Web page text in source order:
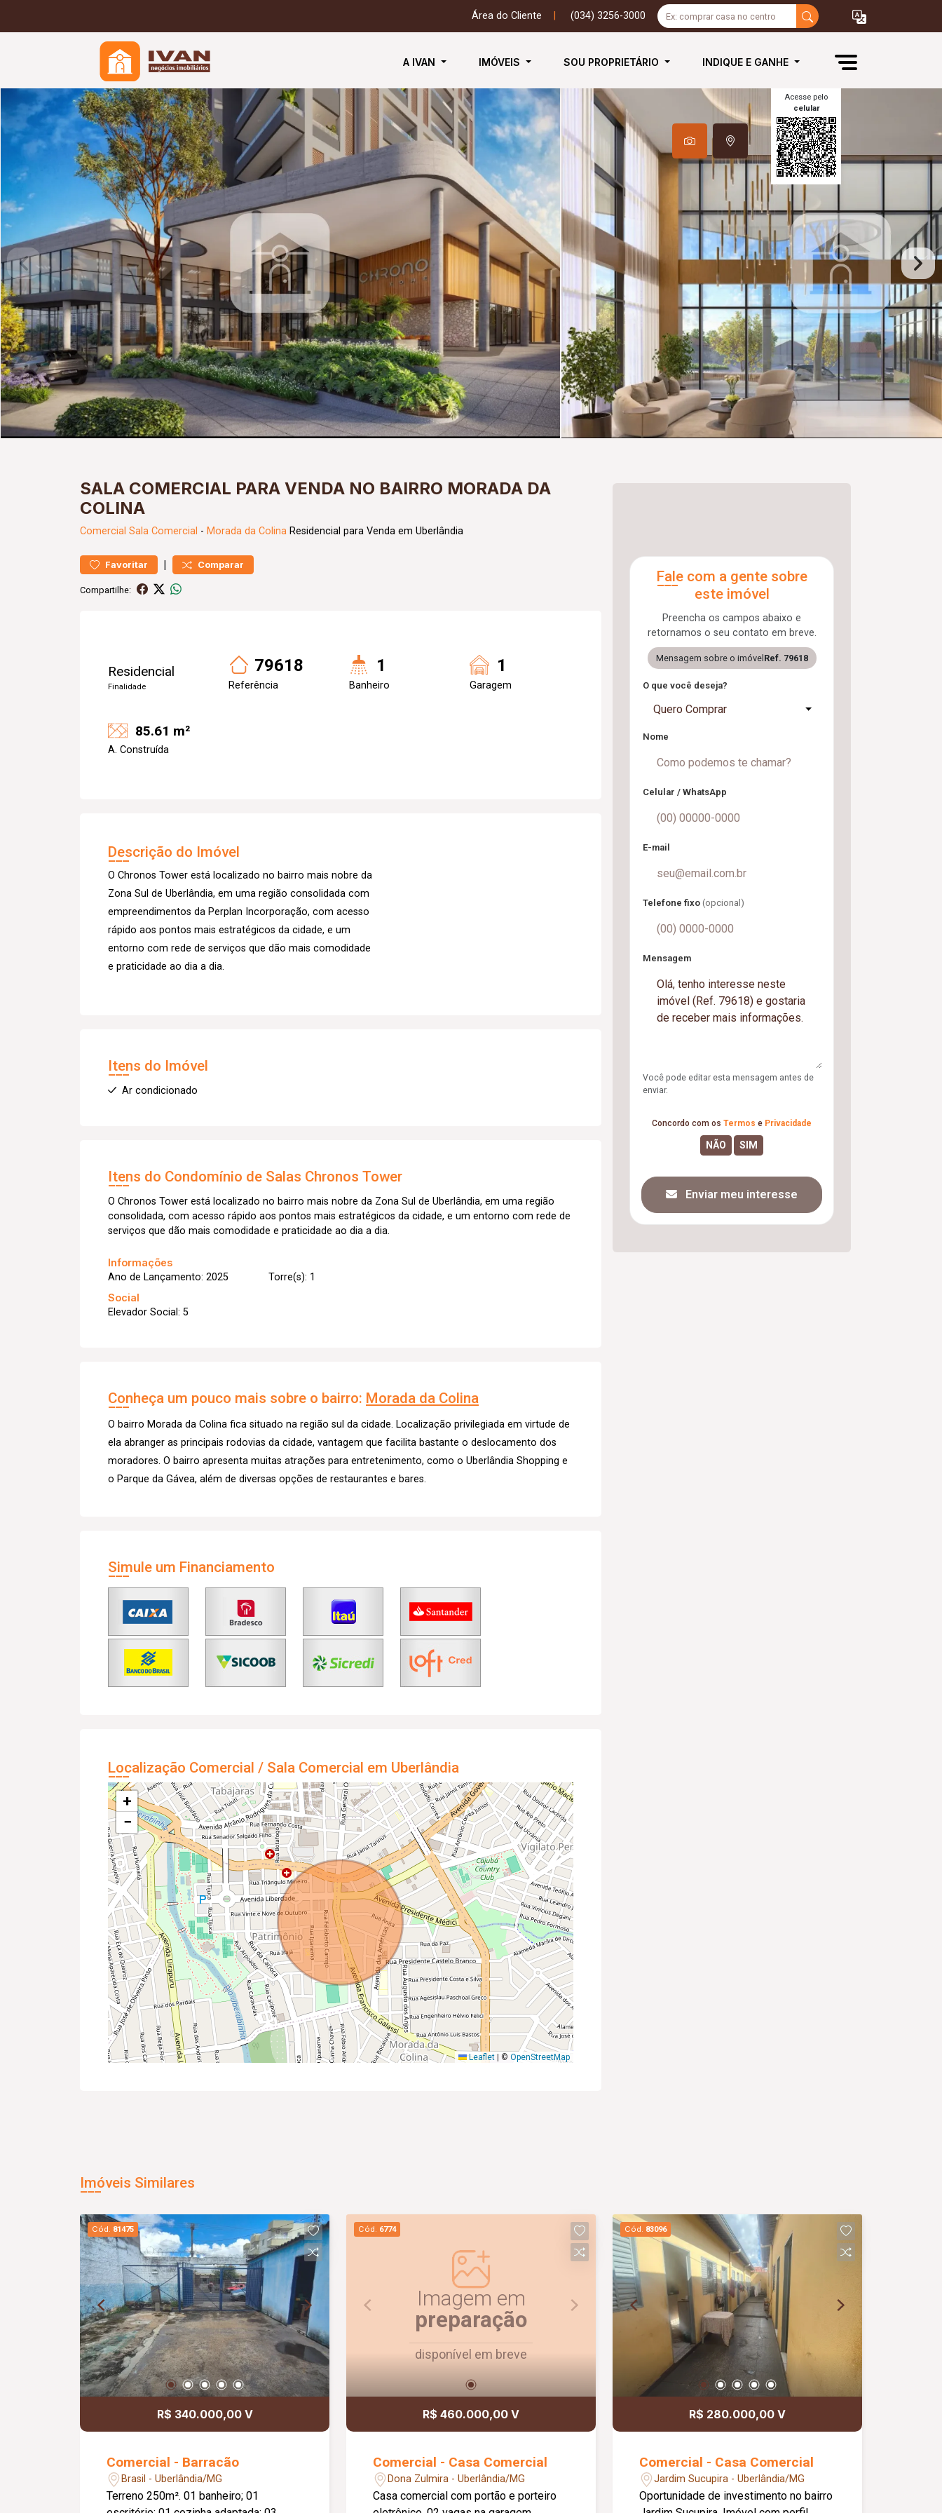
Área do Cliente (034) 3256-3000
A IVAN IMÓVEIS SOU PROPRIETÁRIO INDIQUE E GANHE
Acesse pelo
celular
SALA COMERCIAL PARA VENDA NO BAIRRO MORADA DA
COLINA
Comercial Sala Comercial - Morada da Colina Residencial para Venda em Uberlândia
Favoritar | Comparar
Compartilhe:
Residencial
Finalidade
79618
Referência
1
Banheiro
1
Garagem
85.61 m²
A. Construída
Descrição do Imóvel
O Chronos Tower está localizado no bairro mais nobre da
Zona Sul de Uberlândia, em uma região consolidada com
empreendimentos da Perplan Incorporação, com acesso
rápido aos pontos mais estratégicos da cidade, e um
entorno com rede de serviços que dão mais comodidade
e praticidade ao dia a dia.
Itens do Imóvel
Ar condicionado
Itens do Condomínio de Salas Chronos Tower
O Chronos Tower está localizado no bairro mais nobre da Zona Sul de Uberlândia, em uma região
consolidada, com acesso rápido aos pontos mais estratégicos da cidade, e um entorno com rede de
serviços que dão mais comodidade e praticidade ao dia a dia.
Informações
Ano de Lançamento: 2025
Torre(s): 1
Social
Elevador Social: 5
Conheça um pouco mais sobre o bairro: Morada da Colina
O bairro Morada da Colina fica situado na região sul da cidade. Localização privilegiada em virtude de
ela abranger as principais rodovias da cidade, vantagem que facilita bastante o deslocamento dos
moradores. O bairro apresenta muitas atrações para entretenimento, como o Uberlândia Shopping e
o Parque da Gávea, além de diversas opções de restaurantes e bares.
Simule um Financiamento
Localização Comercial / Sala Comercial em Uberlândia
+
−
Leaflet | © OpenStreetMap
Fale com a gente sobre
este imóvel
Preencha os campos abaixo e
retornamos o seu contato em breve.
Mensagem sobre o imóvel Ref. 79618
O que você deseja?
Quero Comprar
Nome
Celular / WhatsApp
E-mail
Telefone fixo (opcional)
Mensagem
Você pode editar esta mensagem antes de
enviar.
Concordo com os Termos e Privacidade
Enviar meu interesse
Imóveis Similares
Cód. 81475
R$ 340.000,00 V
Comercial - Barracão
Brasil - Uberlândia/MG
Terreno 250m². 01 banheiro; 01
Cód. 6774
Imagem em
preparação
disponível em breve
R$ 460.000,00 V
Comercial - Casa Comercial
Dona Zulmira - Uberlândia/MG
Casa comercial com portão e porteiro
Cód. 83096
R$ 280.000,00 V
Comercial - Casa Comercial
Jardim Sucupira - Uberlândia/MG
Oportunidade de investimento no bairro